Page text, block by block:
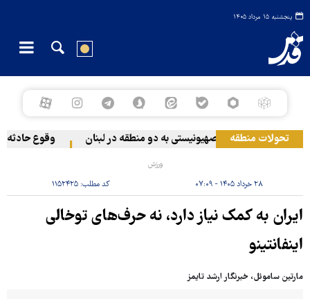
پنجشنبه ۱۵ مرداد ۱۴۰۵
تحولات منطقه
حمله رژیم صهیونیستی به دو منطقه در لبنان وقوع حادثه
ورزش
۲۸ خرداد ۱۴۰۵ - ۰۷:۰۹ کد مطلب: ۱۱۵۲۴۲۵
ایران به کمک نیاز دارد، نه حرف‌های توخالی
اینفانتینو
مارتین ساموئل، خبرنگار ارشد تایمز